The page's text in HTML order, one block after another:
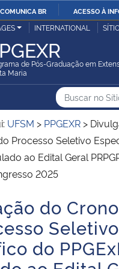
IR
O
COMUNICA BR ACESSO À
Segurança Pública
Exteriores
Pecuária e Abastecimento
INTERNATIONAL
de Pós-Graduação em
Maria
Principal do Sítio
Busca
Buscar
Busca:
UFSM > PPGEXR >
Processo Seletivo
ao Edital Geral
2025
do
Seletivo
do